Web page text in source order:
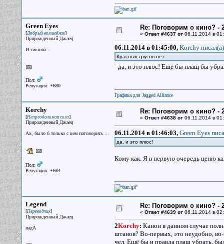
Green Eyes
[Добрый волшебник]
Прирожденный Джаец
И тишина...
Пол:
Репутация: +680
Re: Поговорим о кино? -
« Ответ #4637 от06.11.2014 в
06.11.2014 в 01:45:00, Korchy писал(a)
Красных трусов нет
- да, и это плюс! Еще бы плащ бы
Графика для Jagged Alliance
Korchy
[Непреодолимая сила]
Прирожденный Джаец
Ах, было б только с кем поговорить ...
Пол:
Репутация: +664
Re: Поговорим о кино? -
« Ответ #4638 от06.11.2014 в
06.11.2014 в 01:46:03, Green Eyes
да, и это плюс!
Кому как. Я в первую очередь ценю
Legend
[Переводчик]
Прирожденный Джаец
надА
Re: Поговорим о кино? -
« Ответ #4639 от06.11.2014 в
2Korchy: Канон в данном случае
штанов? Во-первых, это неудобно,
чел. Ещё бы и правда плащ убрать,